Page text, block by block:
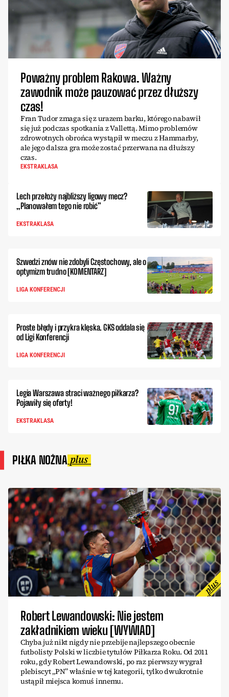
Poważny problem Rakowa. Ważny
zawodnik może pauzować przez dłuższy
czas!
Fran Tudor zmaga się z urazem barku, którego nabawił
się już podczas spotkania z Vallettą. Mimo problemów
zdrowotnych obrońca wystąpił w meczu z Hammarby,
ale jego dalsza gra może zostać przerwana na dłuższy
czas.
EKSTRAKLASA
Lech przełoży najbliższy ligowy mecz?
„Planowałem tego nie robić”
EKSTRAKLASA
Szwedzi znów nie zdobyli Częstochowy, ale o
optymizm trudno [KOMENTARZ]
LIGA KONFERENCJI
Proste błędy i przykra klęska. GKS oddala się
od Ligi Konferencji
LIGA KONFERENCJI
Legia Warszawa straci ważnego piłkarza?
Pojawiły się oferty!
EKSTRAKLASA
PIŁKA NOŻNA
Robert Lewandowski: Nie jestem
zakładnikiem wieku [WYWIAD]
Chyba już nikt nigdy nie przebije najlepszego obecnie
futbolisty Polski w liczbie tytułów Piłkarza Roku. Od 2011
roku, gdy Robert Lewandowski, po raz pierwszy wygrał
plebiscyt „PN” właśnie w tej kategorii, tylko dwukrotnie
ustąpił miejsca komuś innemu.